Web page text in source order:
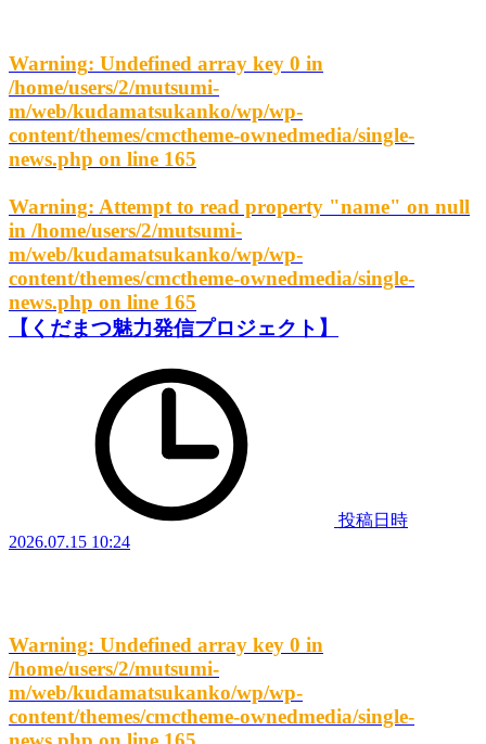
Warning: Undefined array key 0 in
/home/users/2/mutsumi-
m/web/kudamatsukanko/wp/wp-
content/themes/cmctheme-ownedmedia/single-
news.php on line 165
Warning: Attempt to read property "name" on null
in /home/users/2/mutsumi-
m/web/kudamatsukanko/wp/wp-
content/themes/cmctheme-ownedmedia/single-
news.php on line 165
【くだまつ魅力発信プロジェクト】
投稿日時
2026.07.15 10:24
Warning: Undefined array key 0 in
/home/users/2/mutsumi-
m/web/kudamatsukanko/wp/wp-
content/themes/cmctheme-ownedmedia/single-